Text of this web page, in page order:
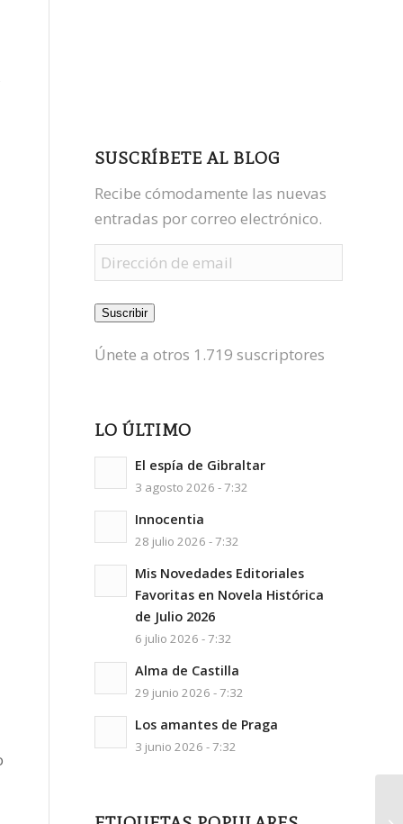
SUSCRÍBETE AL BLOG
Recibe cómodamente las nuevas
entradas por correo electrónico.
Dirección
de
email
Suscribir
Únete a otros 1.719 suscriptores
LO ÚLTIMO
El espía de Gibraltar
3 agosto 2026 - 7:32
Innocentia
28 julio 2026 - 7:32
Mis Novedades Editoriales
Favoritas en Novela Histórica
de Julio 2026
6 julio 2026 - 7:32
Alma de Castilla
29 junio 2026 - 7:32
Los amantes de Praga
3 junio 2026 - 7:32